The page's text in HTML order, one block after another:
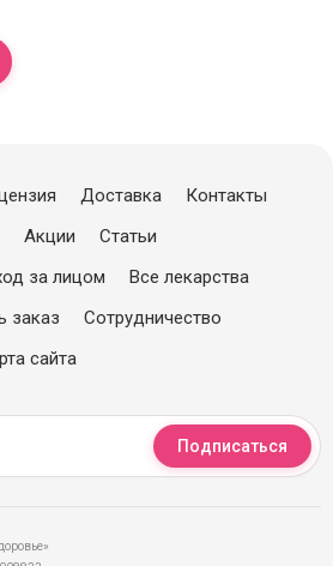
Доставка
Контакты
Акции
Статьи
за лицом
Все лекарства
заказ
Сотрудничество
сайта
Подписаться